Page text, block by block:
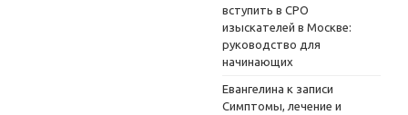
вступить в СРО
изыскателей в Москве:
руководство для
начинающих
Евангелина к записи
Симптомы, лечение и